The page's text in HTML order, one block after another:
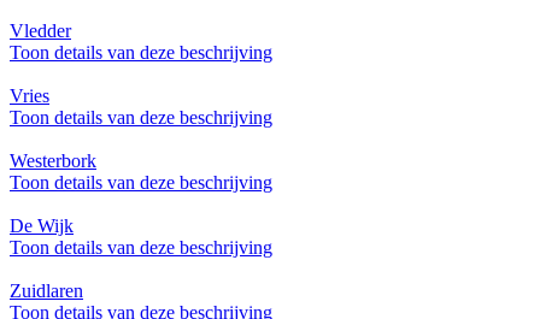
Vledder
Toon details van deze beschrijving
Vries
Toon details van deze beschrijving
Westerbork
Toon details van deze beschrijving
De Wijk
Toon details van deze beschrijving
Zuidlaren
Toon details van deze beschrijving